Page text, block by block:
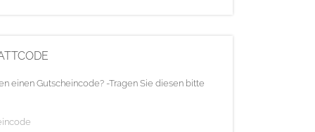
einen Gutscheincode? -Tragen Sie diesen bitte